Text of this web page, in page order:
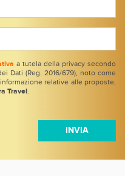
a tutela della privacy secondo
Dati (Reg. 2016/679), noto come
relative alle proposte,
Travel .